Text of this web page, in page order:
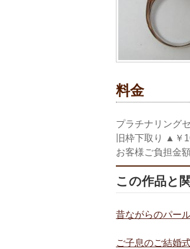
料金
プラチナリング
旧枠下取り ▲￥
お客様ご負担金
この作品と
昔ながらのパー
ご子息のご結婚